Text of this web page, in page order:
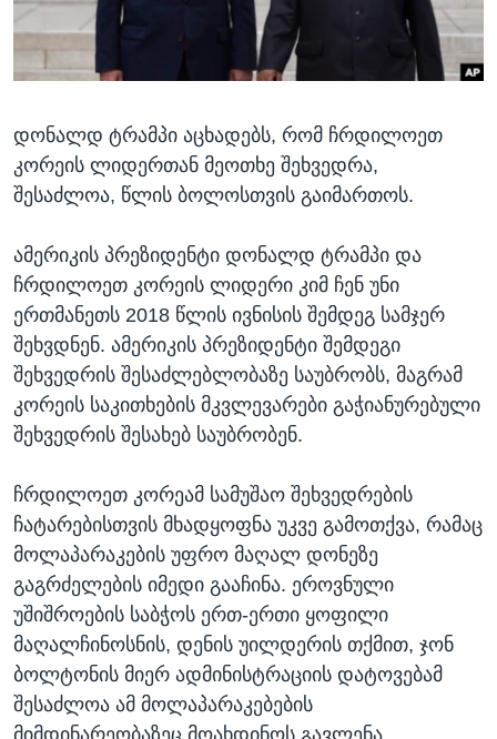
ᲡᲢᲣᲓᲘᲐ ᲕᲐᲨᲘᲜᲒᲢᲝᲜᲘ
ᲔᲙᲝᲜᲝᲛᲘᲙᲐ
ᲘᲜᲢᲔᲠᲕᲘᲣ
ᲙᲣᲚᲢᲣᲠᲐ
ᲓᲔᲖᲘᲜᲤᲝᲠᲛᲐᲪᲘᲐ
Learning English
ენები
დონალდ ტრამპი აცხადებს, რომ ჩრდილოეთ
კორეის ლიდერთან მეოთხე შეხვედრა,
შესაძლოა, წლის ბოლოსთვის გაიმართოს.
ამერიკის პრეზიდენტი დონალდ ტრამპი და
ჩრდილოეთ კორეის ლიდერი კიმ ჩენ უნი
ერთმანეთს 2018 წლის ივნისის შემდეგ სამჯერ
შეხვდნენ. ამერიკის პრეზიდენტი შემდეგი
შეხვედრის შესაძლებლობაზე საუბრობს, მაგრამ
კორეის საკითხების მკვლევარები გაჭიანურებული
შეხვედრის შესახებ საუბრობენ.
ჩრდილოეთ კორეამ სამუშაო შეხვედრების
ჩატარებისთვის მხადყოფნა უკვე გამოთქვა, რამაც
მოლაპარაკების უფრო მაღალ დონეზე
გაგრძელების იმედი გააჩინა. ეროვნული
უშიშროების საბჭოს ერთ-ერთი ყოფილი
მაღალჩინოსნის, დენის უილდერის თქმით, ჯონ
ბოლტონის მიერ ადმინისტრაციის დატოვებამ
შესაძლოა ამ მოლაპარაკებების